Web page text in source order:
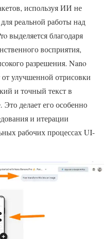
используя ИИ не
реальной работы над
выделяется благодаря
восприятия,
разрешения. Nano
улучшенной отрисовки
и точный текст в
Это делает его особенно
и итерации
рабочих процессах UI-